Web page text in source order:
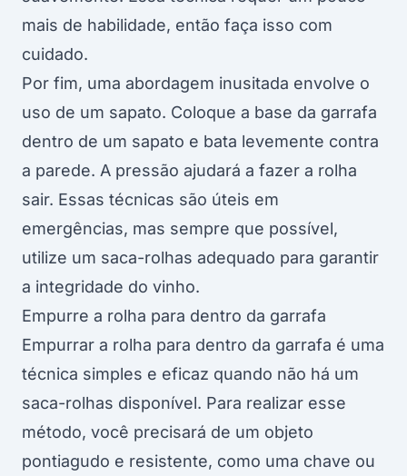
mais de habilidade, então faça isso com
cuidado.
Por fim, uma abordagem inusitada envolve o
uso de um sapato. Coloque a base da garrafa
dentro de um sapato e bata levemente contra
a parede. A pressão ajudará a fazer a rolha
sair. Essas técnicas são úteis em
emergências, mas sempre que possível,
utilize um saca-rolhas adequado para garantir
a integridade do vinho.
Empurre a rolha para dentro da garrafa
Empurrar a rolha para dentro da garrafa é uma
técnica simples e eficaz quando não há um
saca-rolhas disponível. Para realizar esse
método, você precisará de um objeto
pontiagudo e resistente, como uma chave ou